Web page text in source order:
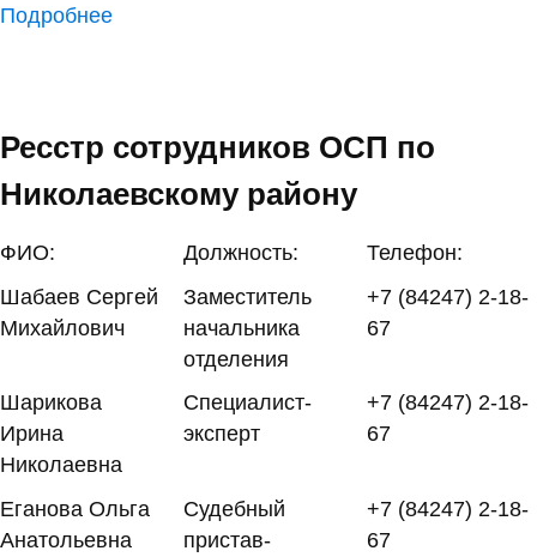
Подробнее
Ресстр сотрудников ОСП по
Николаевскому району
ФИО: Должность:
Телефон:
Шабаев Сергей
Михайлович
Заместитель
начальника
отделения
+7 (84247) 2-18-
67
Шарикова
Ирина
Николаевна
Специалист-
эксперт
+7 (84247) 2-18-
67
Еганова Ольга
Анатольевна
Судебный
пристав-
+7 (84247) 2-18-
67